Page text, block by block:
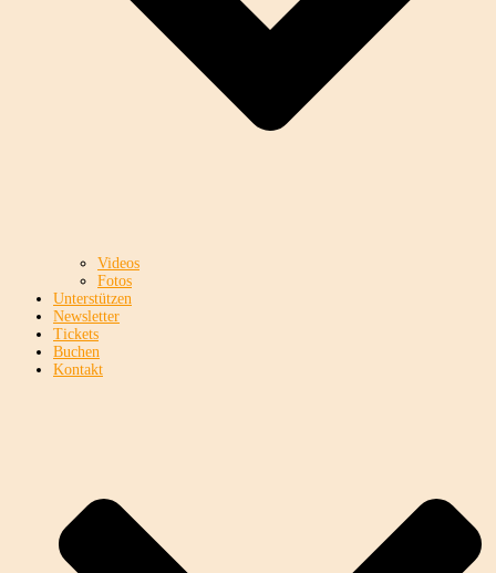
Videos
Fotos
Unterstützen
Newsletter
Tickets
Buchen
Kontakt